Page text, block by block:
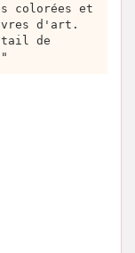
colorées et
d'art.
de